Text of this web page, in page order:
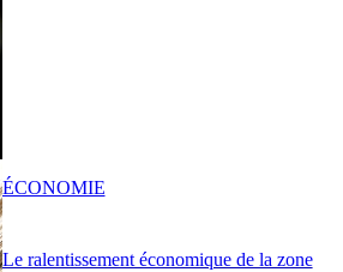
Le ralentissement économique de la zone
ÉCONOMIE